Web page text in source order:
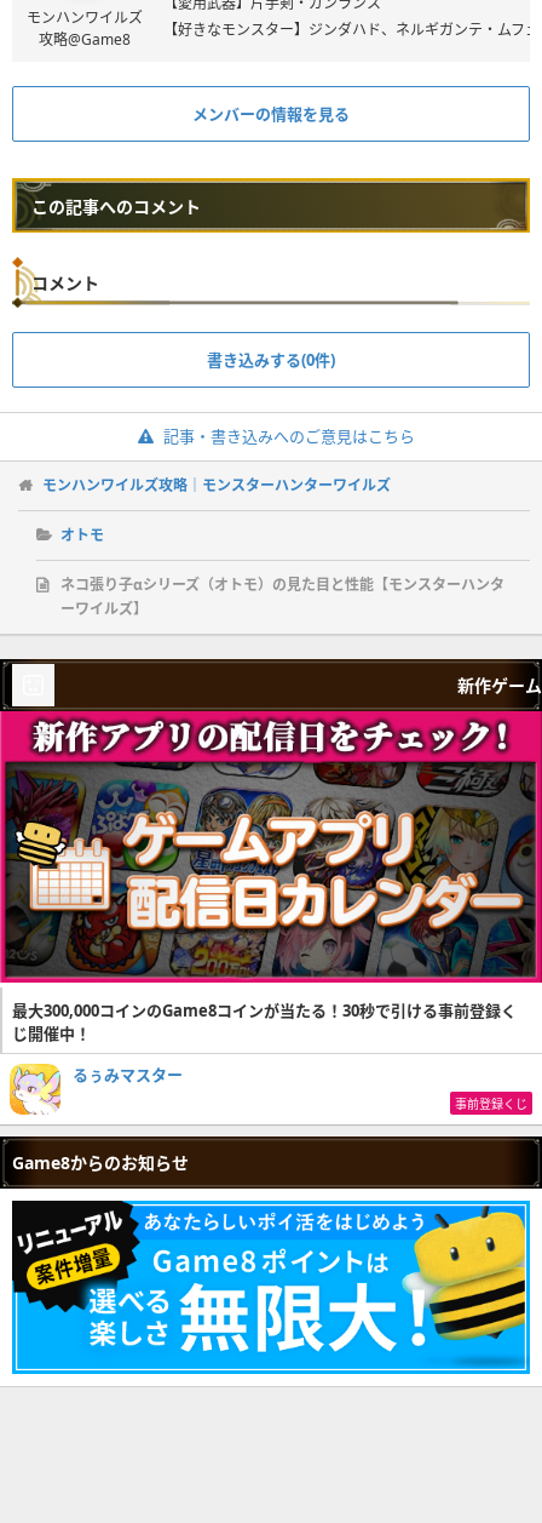
モンハンワイルズ
攻略@Game8
【好きなモンスター】ジンダハド、ネルギガンテ・ムフ
メンバーの情報を見る
この記事へのコメント
コメント
書き込みする(0件)
記事・書き込みへのご意見はこちら
モンハンワイルズ攻略｜モンスターハンターワイルズ
オトモ
ネコ張り子αシリーズ（オトモ）の見た目と性能【モンスターハンタ
ーワイルズ】
新作ゲーム
最大300,000コインのGame8コインが当たる！30秒で引ける事前登録く
じ開催中！
るぅみマスター
事前登録くじ
Game8からのお知らせ